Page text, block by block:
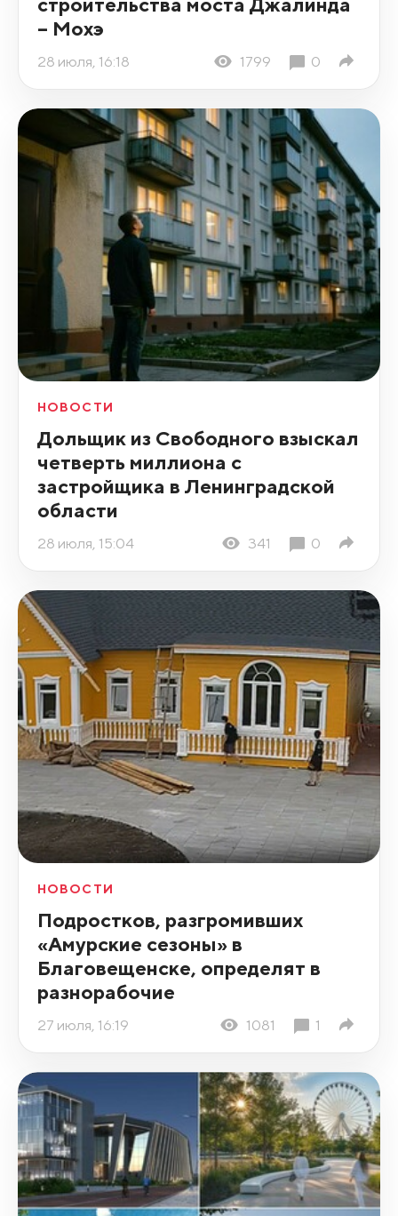
– Мохэ
28 июля, 16:18 1799 0
НОВОСТИ
Дольщик из Свободного взыскал
четверть миллиона с
застройщика в Ленинградской
области
28 июля, 15:04 341 0
НОВОСТИ
Подростков, разгромивших
«Амурские сезоны» в
Благовещенске, определят в
разнорабочие
27 июля, 16:19 1081 1